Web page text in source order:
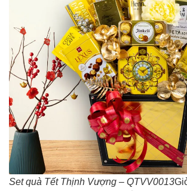
Set quà Tết Thịnh Vượng – QTVV0013